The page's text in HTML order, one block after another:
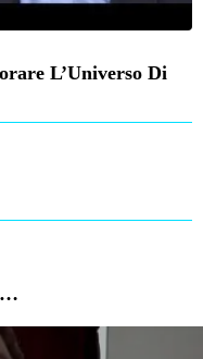
L’Universo Di